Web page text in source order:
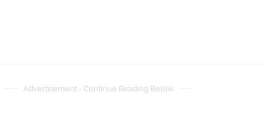
Advertisement - Continue Reading Below